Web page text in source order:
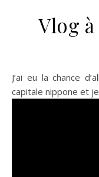
Vlog à
J’ai eu la chance d’aller fêter mon anniversaire à Tokyo,
capitale nippone et